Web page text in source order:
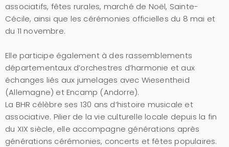
associatifs, fêtes rurales, marché de Noël, Sainte-
Cécile, ainsi que les cérémonies officielles du 8 mai et
du 11 novembre.
Elle participe également à des rassemblements
départementaux d’orchestres d’harmonie et aux
échanges liés aux jumelages avec Wiesentheid
(Allemagne) et Encamp (Andorre).
La BHR célèbre ses 130 ans d’histoire musicale et
associative. Pilier de la vie culturelle locale depuis la fin
du XIX siècle, elle accompagne générations après
générations cérémonies, concerts et fêtes populaires.